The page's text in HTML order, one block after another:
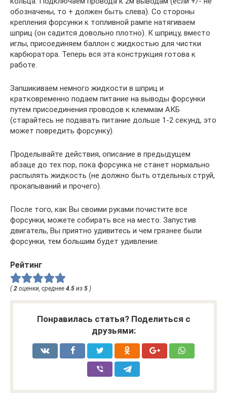
обозначены, то + должен быть слева). Со стороны
крепления форсунки к топливной рампе натягиваем
шприц (он садится довольно плотно). К шприцу, вместо
иглы, присоединяем баллон с жидкостью для чистки
карбюратора. Теперь вся эта конструкция готова к
работе.
Запшикиваем немного жидкости в шприц и
кратковременно подаем питание на выводы форсунки
путем присоединения проводов к клеммам АКБ
(старайтесь не подавать питание дольше 1-2 секунд, это
может повредить форсунку).
Проделывайте действия, описание в предыдущем
абзаце до тех пор, пока форсунка не станет нормально
распылять жидкость (не должно быть отдельных струй,
прокапываний и прочего).
После того, как Вы своими руками почистите все
форсунки, можете собирать все на место. Запустив
двигатель, Вы приятно удивитесь и чем грязнее были
форсунки, тем большим будет удивление.
Рейтинг
( 2 оценки, среднее 4.5 из 5 )
Понравилась статья? Поделиться с
друзьями: